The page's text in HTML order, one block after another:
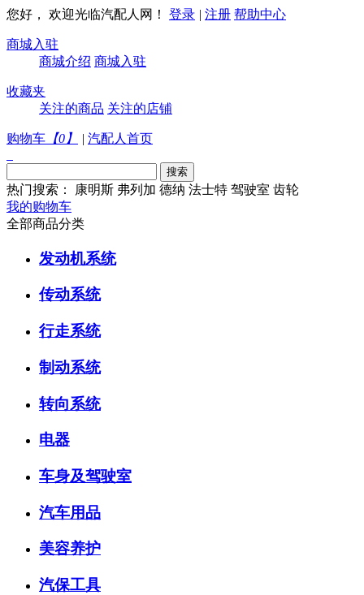
您好， 欢迎光临汽配人网！ 登录 | 注册 帮助中心
商城入驻
商城介绍 商城入驻
收藏夹
关注的商品 关注的店铺
购物车 【0 】 | 汽配人首页
热门搜索： 康明斯 弗列加 德纳 法士特 驾驶室 齿轮
我的购物车
全部商品分类
发动机系统
传动系统
行走系统
制动系统
转向系统
电器
车身及驾驶室
汽车用品
美容养护
汽保工具